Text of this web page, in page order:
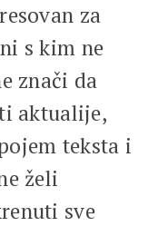
za
s kim ne
znači da
aktualije,
teksta i
želi
sve